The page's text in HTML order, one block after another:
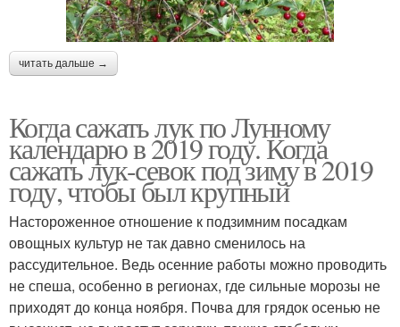
читать дальше →
Когда сажать лук по Лунному
календарю в 2019 году. Когда
сажать лук-севок под зиму в 2019
году, чтобы был крупный
Настороженное отношение к подзимним посадкам
овощных культур не так давно сменилось на
рассудительное. Ведь осенние работы можно проводить
не спеша, особенно в регионах, где сильные морозы не
приходят до конца ноября. Почва для грядок осенью не